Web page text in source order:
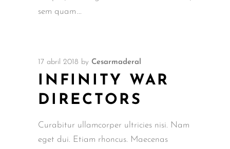
sem quam
17 abril 2018 by Cesarmaderal
INFINITY WAR
DIRECTORS
Curabitur ullamcorper ultricies nisi. Nam
eget dui. Etiam rhoncus. Maecenas